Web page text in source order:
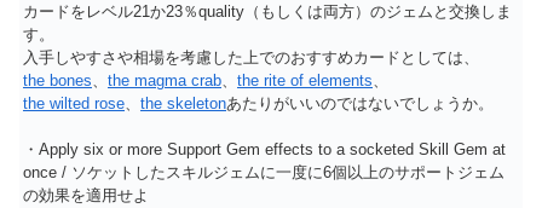
カードをレベル21か23％quality（もしくは両方）のジェムと交換しま
す。
入手しやすさや相場を考慮した上でのおすすめカードとしては、
the bones、 the magma crab、 the rite of elements、
the wilted rose、 the skeletonあたりがいいのではないでしょうか。
・Apply six or more Support Gem effects to a socketed Skill Gem at
once / ソケットしたスキルジェムに一度に6個以上のサポートジェム
の効果を適用せよ